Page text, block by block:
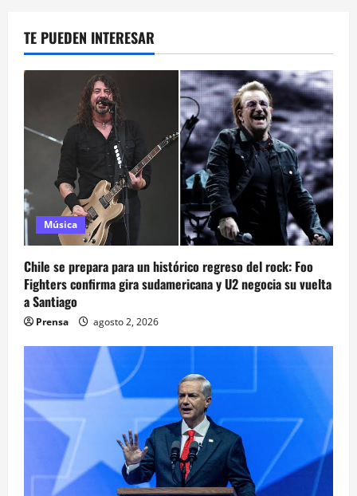
TE PUEDEN INTERESAR
Música
Chile se prepara para un histórico regreso del rock: Foo
Fighters confirma gira sudamericana y U2 negocia su vuelta
a Santiago
Prensa agosto 2, 2026